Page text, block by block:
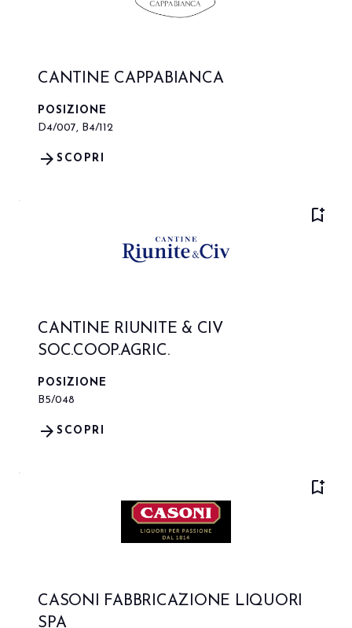
CANTINE CAPPABIANCA
POSIZIONE
D4/007, B4/112
SCOPRI
arrow_forward
bookmark_add
CANTINE RIUNITE & CIV
SOC.COOP.AGRIC.
POSIZIONE
B5/048
SCOPRI
arrow_forward
bookmark_add
CASONI FABBRICAZIONE LIQUORI
SPA